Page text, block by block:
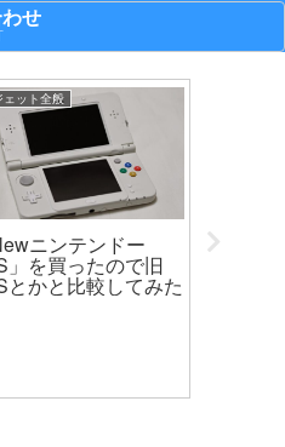
せ
ェット全般
ニンテンドー
」を買ったので旧
とかと比較してみた